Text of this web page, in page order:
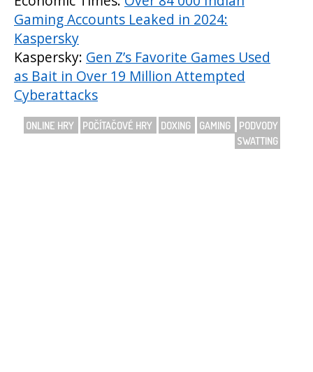
Gaming Accounts Leaked in 2024:
Kaspersky
Kaspersky: Gen Z’s Favorite Games Used
as Bait in Over 19 Million Attempted
Cyberattacks
ONLINE HRY POČÍTAČOVÉ HRY DOXING GAMING
PODVODY
SWATTING